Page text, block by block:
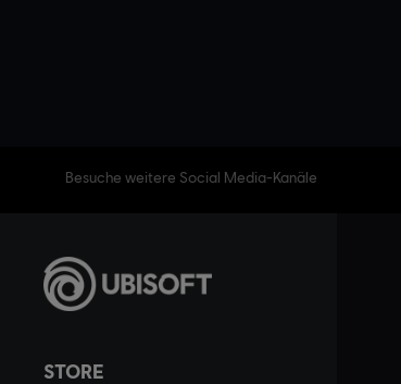
Besuche weitere Social Media-Kanäle
STORE